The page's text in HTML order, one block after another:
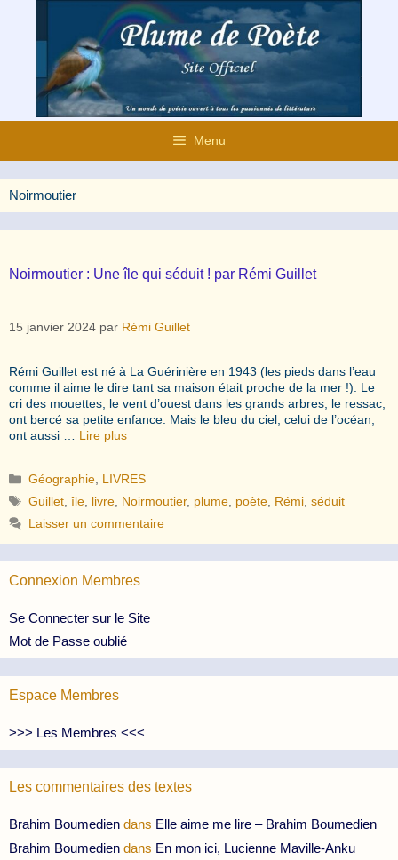
contenu
Menu
Noirmoutier
Noirmoutier : Une île qui séduit ! par Rémi Guillet
15 janvier 2024 par Rémi Guillet
Rémi Guillet est né à La Guérinière en 1943 (les pieds dans l’eau
comme il aime le dire tant sa maison était proche de la mer !). Le
cri des mouettes, le vent d’ouest dans les grands arbres, le ressac,
ont bercé sa petite enfance. Mais le bleu du ciel, celui de l’océan,
ont aussi … Lire plus
Catégories
Géographie LIVRES
Étiquettes
Guillet ,île livre Noirmoutier, plume poète Rémi ,séduit
Laisser un commentaire
Connexion Membres
Se Connecter sur le Site
Mot de Passe oublié
Espace Membres
>>> Les Membres <<<
Les commentaires des textes
Brahim Boumedien dans Elle aime me lire – Brahim Boumedien
Brahim Boumedien dans En mon ici, Lucienne Maville-Anku